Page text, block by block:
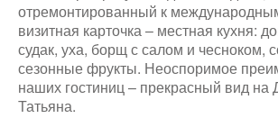
отремонтированный к
визитная карточка – местная кухня:
судак, уха, борщ с салом и чесноком,
сезонные фрукты. Неоспоримое
наших гостиниц – прекрасный вид на
Татьяна.